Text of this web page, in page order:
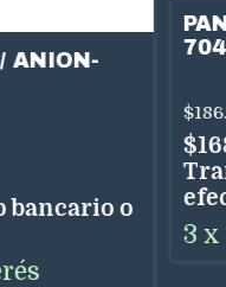
ANION-
bancario o
704
3 x